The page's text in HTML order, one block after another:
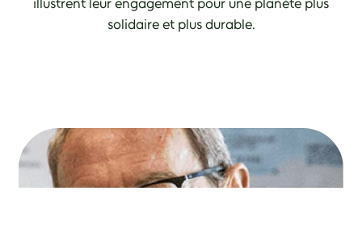
illustrent leur engagement pour une planète plus
solidaire et plus durable.